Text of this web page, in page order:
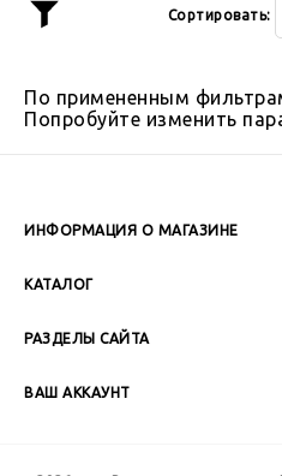
Сортировать:
По примененным
Попробуйте изменить
ИНФОРМАЦИЯ О МАГАЗИНЕ
Сб-Вс: Выходной
КАТАЛОГ
РАЗДЕЛЫ САЙТА
ВАШ АККАУНТ